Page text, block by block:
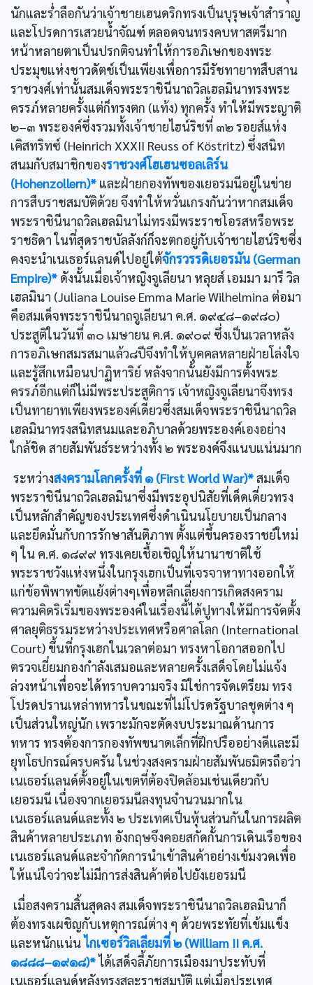
นักและร่ำลือกันว่าเจ้าชายเฮนดริกทรงเป็นบุรุษเจ้าสำราญ
และโปรดการเสวยน้ำจัณฑ์ ตลอดจนทรงคบหาสตรีมาก
หน้าหลายตาเป็นปรกติจนทำให้การอภิเษกของพระ
ประมุขแห่งชาวดัตช์เป็นเพียงเพื่อการมีรัชทายาทสืบสาน
ราชวงศ์เท่านั้นสมเด็จพระราชินีนาถวิลเฮลมินาทรงพระ
ครรภ์หลายครั้งแต่ก็ทรงตก (แท้ง) ทุกครั้ง ทำให้มีพระญาติ
๒–๓ พระองค์ซึ่งรวมทั้งเจ้าชายไฮน์ริชที่ ๓๒ รอยส์แห่ง
เคิสทริทซ์ (Heinrich XXXII Reuss of Köstritz) ซึ่งสนิท
สนมกับสมาชิกของราชวงศ์โฮเฮนซอลเลิร์น
(Hohenzollern)* และฝ่ายกองทัพของเยอรมนีอยู่ในข่าย
การสืบราชสมบัติด้วย จึงทำให้หวั่นเกรงกันว่าหากสมเด็จ
พระราชินีนาถวิลเฮลมินาไม่ทรงมีพระราชโอรสหรือพระ
ราชธิดา ในที่สุดราชบัลลังก์ก็จะตกอยู่กับเจ้าชายไฮน์ริชซึ่ง
คงจะนำเนเธอร์แลนด์ไปอยู่ใต้จักรวรรดิเยอรมัน (German
Empire)* ดังนั้นเมื่อเจ้าหญิงจูเลียนา หลุยส์ เอมมา มารี วิล
เฮลมินา (Juliana Louise Emma Marie Wilhelmina ต่อมา
คือสมเด็จพระราชินีนาถจูเลียนา ค.ศ. ๑๙๔๘–๑๙๘๐)
ประสูติในวันที่ ๓๐ เมษายน ค.ศ. ๑๙๐๙ ซึ่งเป็นเวลาหลัง
การอภิเษกสมรสมาแล้ว๘ปีจึงทำให้บุคคลหลายฝ่ายโล่งใจ
และรู้สึกเหมือนปาฏิหาริย์ หลังจากนั้นยังมีการตั้งพระ
ครรภ์อีกแต่ก็ไม่มีพระประสูติการ เจ้าหญิงจูเลียนาจึงทรง
เป็นทายาทเพียงพระองค์เดียวซึ่งสมเด็จพระราชินีนาถวิล
เฮลมินาทรงสนิทสนมและอภิบาลด้วยพระองค์เองอย่าง
ใกล้ชิด สายสัมพันธ์ระหว่างทั้ง ๒ พระองค์จึงแนบแน่นมาก
ระหว่างสงครามโลกครั้งที่ ๑ (First World War)*สมเด็จ
พระราชินีนาถวิลเฮลมินาซึ่งมีพระอุปนิสัยที่เด็ดเดี่ยวทรง
เป็นหลักสำคัญของประเทศซึ่งดำเนินนโยบายเป็นกลาง
และยึดมั่นกับการรักษาสันติภาพ ตั้งแต่ขึ้นครองราชย์ใหม่
ๆ ใน ค.ศ. ๑๘๙๙ ทรงเคยเชื้อเชิญให้นานาชาติใช้
พระราชวังแห่งหนึ่งในกรุงเฮกเป็นที่เจรจาหาทางออกให้
แก่ข้อพิพาทขัดแย้งต่างๆเพื่อหลีกเลี่ยงการเกิดสงคราม
ความคิดริเริ่มของพระองค์ในเรื่องนี้ได้ปูทางให้มีการจัดตั้ง
ศาลยุติธรรมระหว่างประเทศหรือศาลโลก (International
Court) ขึ้นที่กรุงเฮกในเวลาต่อมา ทรงหาโอกาสออกไป
ตรวจเยี่ยมกองกำลังเสมอและหลายครั้งเสด็จโดยไม่แจ้ง
ล่วงหน้าเพื่อจะได้ทราบความจริง มิใช่การจัดเตรียม ทรง
โปรดปรานเหล่าทหารในขณะที่ไม่โปรดรัฐบาลชุดต่าง ๆ
เป็นส่วนใหญ่นัก เพราะมักจะตัดงบประมาณด้านการ
ทหาร ทรงต้องการกองทัพขนาดเล็กที่ฝึกปรืออย่างดีและมี
ยุทโธปกรณ์ครบครัน ในช่วงสงครามฝ่ายสัมพันธมิตรถือว่า
เนเธอร์แลนด์ตั้งอยู่ในเขตที่ต้องปิดล้อมเช่นเดียวกับ
เยอรมนี เนื่องจากเยอรมนีลงทุนจำนวนมากใน
เนเธอร์แลนด์และทั้ง ๒ ประเทศเป็นหุ้นส่วนกันในการผลิต
สินค้าหลายประเภท อังกฤษจึงคอยสกัดกั้นการเดินเรือของ
เนเธอร์แลนด์และจำกัดการนำเข้าสินค้าอย่างเข้มงวดเพื่อ
ให้แน่ใจว่าจะไม่มีการส่งสินค้าต่อไปยังเยอรมนี
เมื่อสงครามสิ้นสุดลง สมเด็จพระราชินีนาถวิลเฮลมินาก็
ต้องทรงเผชิญกับเหตุการณ์ต่าง ๆ ด้วยพระทัยที่เข้มแข็ง
และหนักแน่นไกเซอร์วิลเลียมที่ ๒ (William II ค.ศ.
๑๘๘๘–๑๙๑๘)*ได้เสด็จลี้ภัยการเมืองมาประทับที่
เนเธอร์แลนด์หลังทรงสละราชสมบัติ แต่เมื่อประเทศ